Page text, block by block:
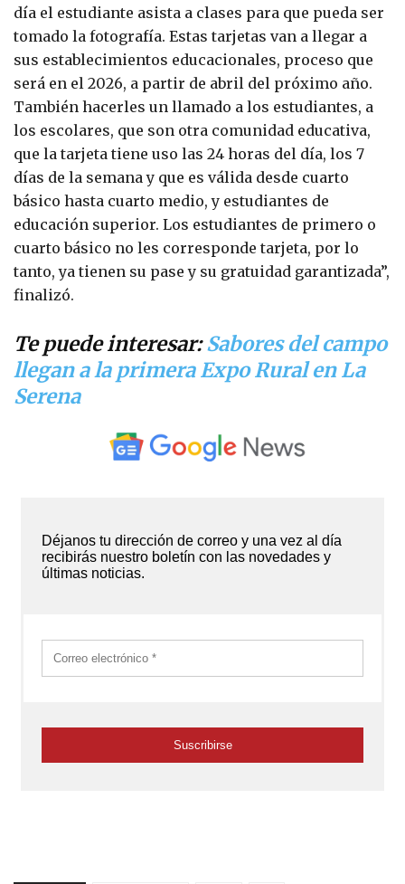
día el estudiante asista a clases para que pueda ser
tomado la fotografía. Estas tarjetas van a llegar a
sus establecimientos educacionales, proceso que
será en el 2026, a partir de abril del próximo año.
También hacerles un llamado a los estudiantes, a
los escolares, que son otra comunidad educativa,
que la tarjeta tiene uso las 24 horas del día, los 7
días de la semana y que es válida desde cuarto
básico hasta cuarto medio, y estudiantes de
educación superior. Los estudiantes de primero o
cuarto básico no les corresponde tarjeta, por lo
tanto, ya tienen su pase y su gratuidad garantizada”,
finalizó.
Te puede interesar:Sabores del campo
llegan a la primera Expo Rural en La
Serena